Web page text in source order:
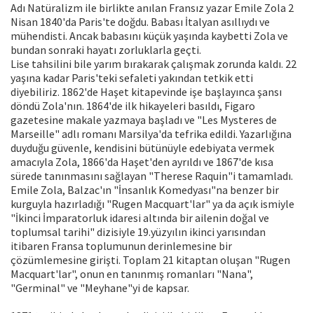
Adı Natüralizm ile birlikte anılan Fransız yazar Emile Zola 2
Nisan 1840'da Paris'te doğdu. Babası İtalyan asıllıydı ve
mühendisti. Ancak babasını küçük yaşında kaybetti Zola ve
bundan sonraki hayatı zorluklarla geçti.
Lise tahsilini bile yarım bırakarak çalışmak zorunda kaldı. 22
yaşına kadar Paris'teki sefaleti yakından tetkik etti
diyebiliriz. 1862'de Haşet kitapevinde işe başlayınca şansı
döndü Zola'nın. 1864'de ilk hikayeleri basıldı, Figaro
gazetesine makale yazmaya başladı ve "Les Mysteres de
Marseille" adlı romanı Marsilya'da tefrika edildi. Yazarlığına
duyduğu güvenle, kendisini bütünüyle edebiyata vermek
amacıyla Zola, 1866'da Haşet'den ayrıldı ve 1867'de kısa
sürede tanınmasını sağlayan "Therese Raquin"i tamamladı.
Emile Zola, Balzac'ın "İnsanlık Komedyası"na benzer bir
kurguyla hazırladığı "Rugen Macquart'lar" ya da açık ismiyle
"İkinci İmparatorluk idaresi altında bir ailenin doğal ve
toplumsal tarihi" dizisiyle 19.yüzyılın ikinci yarısından
itibaren Fransa toplumunun derinlemesine bir
çözümlemesine girişti. Toplam 21 kitaptan oluşan "Rugen
Macquart'lar", onun en tanınmış romanları "Nana",
"Germinal" ve "Meyhane"yi de kapsar.